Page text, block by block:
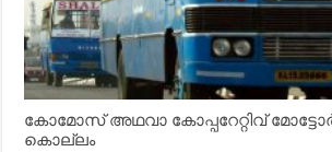
കോമോസ് അഥവാ കോപ്പറേറ്റിവ്
കൊല്ലം